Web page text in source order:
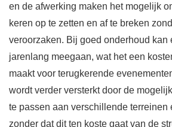
en de afwerking maken het mogelijk
keren op te zetten en af te breken
veroorzaken. Bij goed onderhoud kan
jarenlang meegaan, wat het een
maakt voor terugkerende
wordt verder versterkt door de
te passen aan verschillende terreinen
zonder dat dit ten koste gaat van de